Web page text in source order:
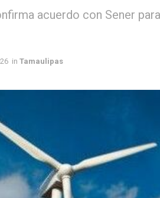
acuerdo con Sener
in Tamaulipas